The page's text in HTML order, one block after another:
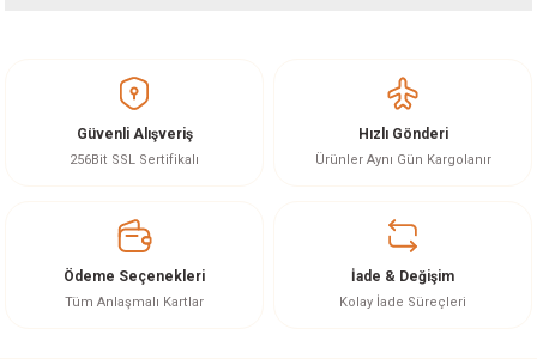
Görüş ve önerileriniz için teşekkür ederiz.
Ürün resmi kalitesiz, bozuk veya görüntülenemiyor.
Ürün bilgilerinde hatalar bulunuyor.
Bu ürüne benzer farklı alternatifler olmalı.
Güvenli Alışveriş
256Bit SSL Sertifikalı
Hızlı Gönderi
Ürünler Aynı Gün Kargolanır
Ödeme Seçenekleri
Tüm Anlaşmalı Kartlar
İade & Değişim
Kolay İade Süreçleri